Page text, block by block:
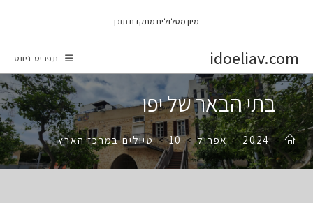
content
מיון מסלולים מתקדם תוכן
idoeliav.com תפריט ניווט
בתי הבאר של יפו
>
2024
> אפריל >
10
> טיולים במרכז הארץ